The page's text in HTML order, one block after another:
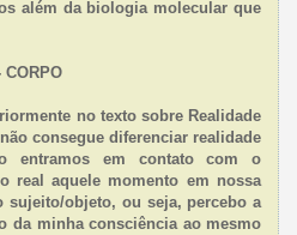
além da biologia molecular que
CORPO
no texto sobre Realidade
consegue diferenciar realidade
entramos em contato com o
real aquele momento em nossa
sujeito/objeto, ou seja, percebo a
da minha consciência ao mesmo